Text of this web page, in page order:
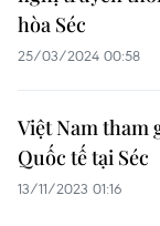
hòa Séc
25/03/2024 00:58
Việt Nam tham
Quốc tế tại Séc
13/11/2023 01:16